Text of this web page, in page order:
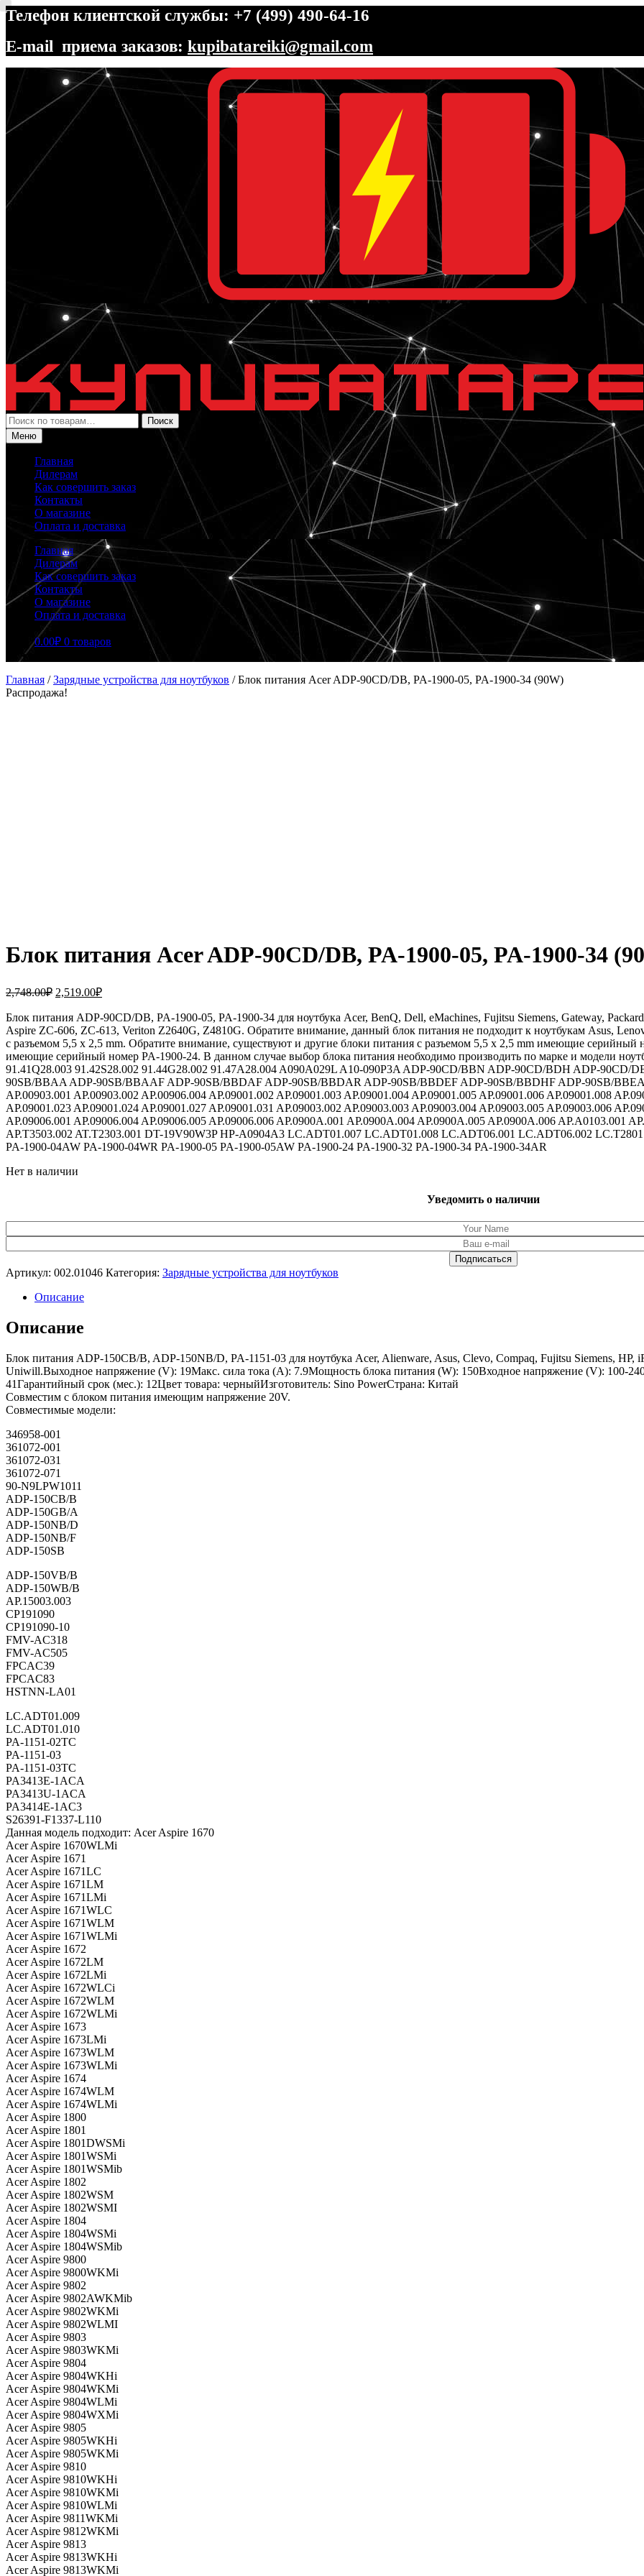
Телефон клиентской службы: +7 (499) 490-64-16
E-mail приема заказов: kupibatareiki@gmail.com
Перейти
навигации
Перейти
содержимому
Искать:
Поиск
Меню
Главная
Дилерам
Как совершить заказ
Контакты
О магазине
Оплата и доставка
Главная
Дилерам
Как совершить заказ
Контакты
О магазине
Оплата и доставка
0.00₽ 0 товаров
Главная /Зарядные устройства для ноутбуков /Блок питания Acer ADP-90CD/DB, PA-1900-05, PA-1900-34 (90W)
Распродажа!
Блок питания Acer ADP-90CD/DB, PA-1900-05, PA-1900-34
2,748.00₽ Первоначальная
составляла
2,748.00₽.
2,519.00₽Текущая
2,519.00₽.
Блок питания ADP-90CD/DB, PA-1900-05, PA-1900-34 для ноутбука Acer, BenQ, Dell, eMachines, Fujitsu Siemens, Gateway,
Aspire ZC-606, ZC-613, Veriton Z2640G, Z4810G. Обратите внимание, данный блок питания не подходит к ноутбукам Asus,
с разъемом 5,5 x 2,5 mm. Обратите внимание, существуют и другие блоки питания с разъемом 5,5 x 2,5 mm имеющие
имеющие серийный номер PA-1900-24. В данном случае выбор блока питания необходимо производить по марке и модели
91.41Q28.003 91.42S28.002 91.44G28.002 91.47A28.004 A090A029L A10-090P3A ADP-90CD/BBN ADP-90CD/BDH ADP-
90SB/BBAA ADP-90SB/BBAAF ADP-90SB/BBDAF ADP-90SB/BBDAR ADP-90SB/BBDEF ADP-90SB/BBDHF ADP-90SB/
AP.00903.001 AP.00903.002 AP.00906.004 AP.09001.002 AP.09001.003 AP.09001.004 AP.09001.005 AP.09001.006 AP.09001.008
AP.09001.023 AP.09001.024 AP.09001.027 AP.09001.031 AP.09003.002 AP.09003.003 AP.09003.004 AP.09003.005 AP.09003.006
AP.09006.001 AP.09006.004 AP.09006.005 AP.09006.006 AP.0900A.001 AP.0900A.004 AP.0900A.005 AP.0900A.006 AP.A0103.001
AP.T3503.002 AT.T2303.001 DT-19V90W3P HP-A0904A3 LC.ADT01.007 LC.ADT01.008 LC.ADT06.001 LC.ADT06.002
PA-1900-04AW PA-1900-04WR PA-1900-05 PA-1900-05AW PA-1900-24 PA-1900-32 PA-1900-34 PA-1900-34AR
Нет в наличии
Уведомить о наличии
Артикул: 002.01046 Категория: Зарядные устройства для ноутбуков
Описание
Описание
Блок питания ADP-150CB/B, ADP-150NB/D, PA-1151-03 для ноутбука Acer, Alienware, Asus, Clevo, Compaq, Fujitsu Siemens,
Uniwill.Выходное напряжение (V): 19Макс. сила тока (A): 7.9Мощность блока питания (W): 150Входное напряжение (V): 100-
41Гарантийный срок (мес.): 12Цвет товара: черныйИзготовитель: Sino PowerСтрана: Китай
Совместим с блоком питания имеющим напряжение 20V.
Совместимые модели:
346958-001
361072-001
361072-031
361072-071
90-N9LPW1011
ADP-150CB/B
ADP-150GB/A
ADP-150NB/D
ADP-150NB/F
ADP-150SB
ADP-150VB/B
ADP-150WB/B
AP.15003.003
CP191090
CP191090-10
FMV-AC318
FMV-AC505
FPCAC39
FPCAC83
HSTNN-LA01
LC.ADT01.009
LC.ADT01.010
PA-1151-02TC
PA-1151-03
PA-1151-03TC
PA3413E-1ACA
PA3413U-1ACA
PA3414E-1AC3
S26391-F1337-L110
Данная модель подходит: Acer Aspire 1670
Acer Aspire 1670WLMi
Acer Aspire 1671
Acer Aspire 1671LC
Acer Aspire 1671LM
Acer Aspire 1671LMi
Acer Aspire 1671WLC
Acer Aspire 1671WLM
Acer Aspire 1671WLMi
Acer Aspire 1672
Acer Aspire 1672LM
Acer Aspire 1672LMi
Acer Aspire 1672WLCi
Acer Aspire 1672WLM
Acer Aspire 1672WLMi
Acer Aspire 1673
Acer Aspire 1673LMi
Acer Aspire 1673WLM
Acer Aspire 1673WLMi
Acer Aspire 1674
Acer Aspire 1674WLM
Acer Aspire 1674WLMi
Acer Aspire 1800
Acer Aspire 1801
Acer Aspire 1801DWSMi
Acer Aspire 1801WSMi
Acer Aspire 1801WSMib
Acer Aspire 1802
Acer Aspire 1802WSM
Acer Aspire 1802WSMI
Acer Aspire 1804
Acer Aspire 1804WSMi
Acer Aspire 1804WSMib
Acer Aspire 9800
Acer Aspire 9800WKMi
Acer Aspire 9802
Acer Aspire 9802AWKMib
Acer Aspire 9802WKMi
Acer Aspire 9802WLMI
Acer Aspire 9803
Acer Aspire 9803WKMi
Acer Aspire 9804
Acer Aspire 9804WKHi
Acer Aspire 9804WKMi
Acer Aspire 9804WLMi
Acer Aspire 9804WXMi
Acer Aspire 9805
Acer Aspire 9805WKHi
Acer Aspire 9805WKMi
Acer Aspire 9810
Acer Aspire 9810WKHi
Acer Aspire 9810WKMi
Acer Aspire 9810WLMi
Acer Aspire 9811WKMi
Acer Aspire 9812WKMi
Acer Aspire 9813
Acer Aspire 9813WKHi
Acer Aspire 9813WKMi